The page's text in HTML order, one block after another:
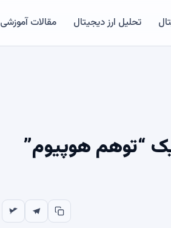
تحلیل ارز دیجیتال مقالات آموزشی
“توهم هوپیوم”